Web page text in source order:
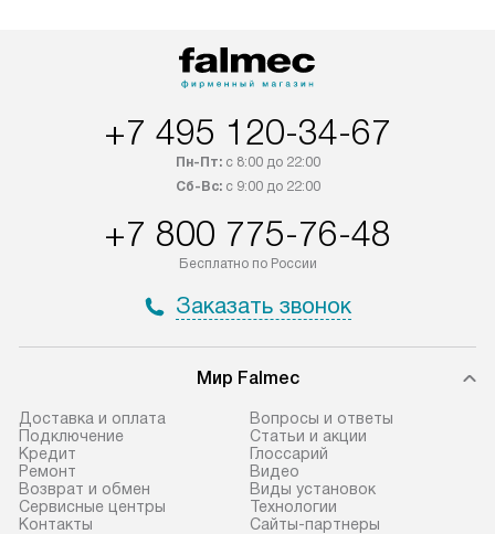
+7 495 120-34-67
Пн-Пт:с 8:00 до 22:00
Сб-Вс:с 9:00 до 22:00
+7 800 775-76-48
Бесплатно по России
Заказать звонок
Мир Falmec
Доставка и оплата
Подключение
Кредит
Ремонт
Возврат и обмен
Сервисные центры
Контакты
Вопросы и ответы
Статьи и акции
Глоссарий
Видео
Виды установок
Технологии
Сайты-партнеры